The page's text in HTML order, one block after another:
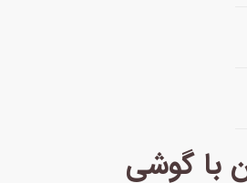
با گوشی